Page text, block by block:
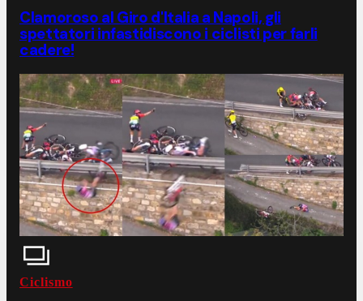
Clamoroso al Giro d'Italia a Napoli, gli
spettatori infastidiscono i ciclisti per farli
cadere!
Ciclismo